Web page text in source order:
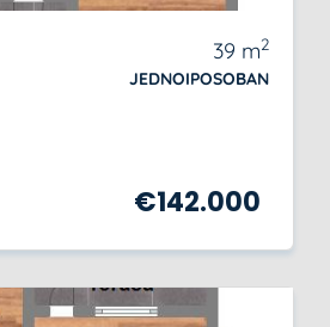
39 m2
JEDNOIPOSOBAN
€142.000